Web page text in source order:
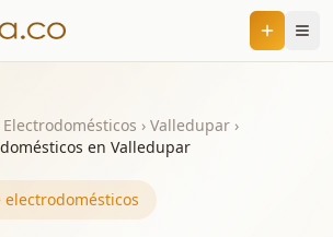
› Valledupar ›
en Valledupar
electrodomésticos